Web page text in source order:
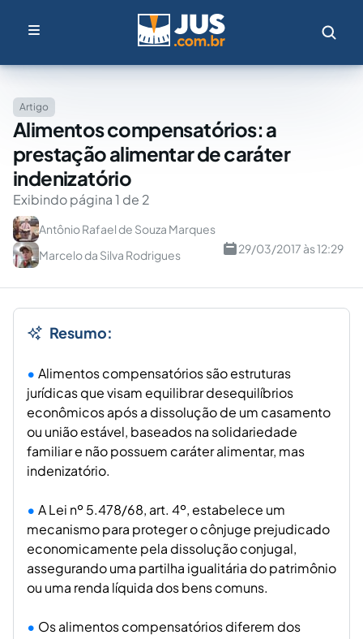
Artigo
Alimentos compensatórios: a
prestação alimentar de caráter
indenizatório
Exibindo página 1 de 2
Antônio Rafael de Souza Marques
Marcelo da Silva Rodrigues
29/03/2017 às 12:29
Resumo:
Alimentos compensatórios são estruturas
jurídicas que visam equilibrar desequilíbrios
econômicos após a dissolução de um casamento
ou união estável, baseados na solidariedade
familiar e não possuem caráter alimentar, mas
indenizatório.
A Lei nº 5.478/68, art. 4º, estabelece um
mecanismo para proteger o cônjuge prejudicado
economicamente pela dissolução conjugal,
assegurando uma partilha igualitária do patrimônio
ou uma renda líquida dos bens comuns.
Os alimentos compensatórios diferem dos